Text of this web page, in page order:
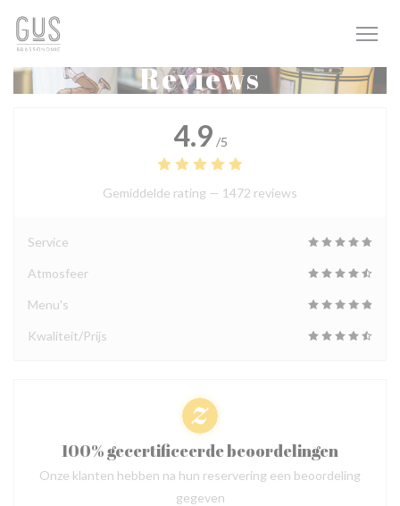
Cookies beheer paneel
Reviews
4.9 /5
Gemiddelde rating — 1472 reviews
Service
Atmosfeer
Menu's
Kwaliteit/Prijs
100% gecertificeerde beoordelingen
Onze klanten hebben na hun reservering een beoordeling
gegeven